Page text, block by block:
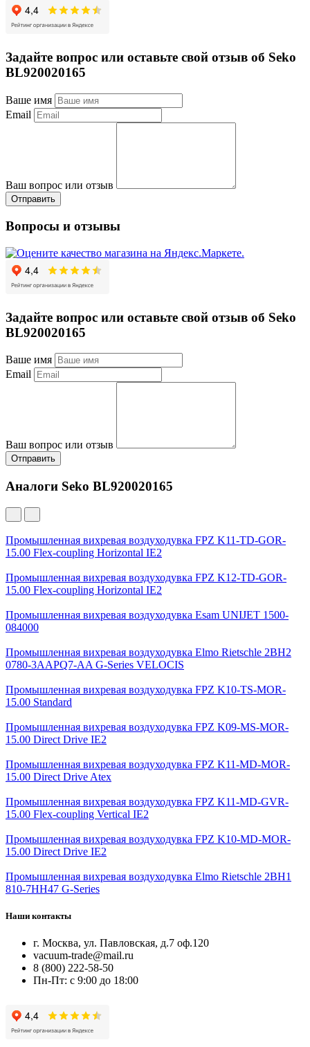
Задайте вопрос или оставьте свой отзыв об Seko
BL920020165
Ваше имя
Email
Ваш вопрос или отзыв
Отправить
Вопросы и отзывы
Задайте вопрос или оставьте свой отзыв об Seko
BL920020165
Ваше имя
Email
Ваш вопрос или отзыв
Отправить
Аналоги Seko BL920020165
Промышленная вихревая воздуходувка FPZ K11-TD-GOR-
15.00 Flex-coupling Horizontal IE2
Промышленная вихревая воздуходувка FPZ K12-TD-GOR-
15.00 Flex-coupling Horizontal IE2
Промышленная вихревая воздуходувка Esam UNIJET 1500-
084000
Промышленная вихревая воздуходувка Elmo Rietschle 2BH2
0780-3AAPQ7-AA G-Series VELOCIS
Промышленная вихревая воздуходувка FPZ K10-TS-MOR-
15.00 Standard
Промышленная вихревая воздуходувка FPZ K09-MS-MOR-
15.00 Direct Drive IE2
Промышленная вихревая воздуходувка FPZ K11-MD-MOR-
15.00 Direct Drive Atex
Промышленная вихревая воздуходувка FPZ K11-MD-GVR-
15.00 Flex-coupling Vertical IE2
Промышленная вихревая воздуходувка FPZ K10-MD-MOR-
15.00 Direct Drive IE2
Промышленная вихревая воздуходувка Elmo Rietschle 2BH1
810-7HH47 G-Series
Наши контакты
г. Москва, ул. Павловская, д.7 оф.120
vacuum-trade@mail.ru
8 (800) 222-58-50
Пн-Пт: с 9:00 до 18:00